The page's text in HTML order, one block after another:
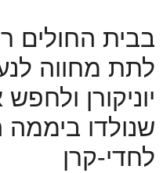
בבית החולים
לתת מחווה
יוניקורן
שנולדו ביממה
לחדי-קרן